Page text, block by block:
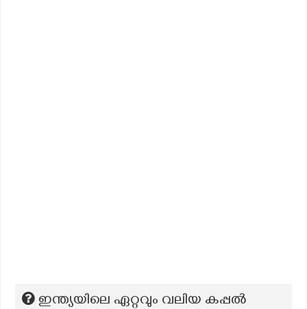
ഇന്ത്യയിലെ ഏറ്റവും വലിയ കപ്പൽ